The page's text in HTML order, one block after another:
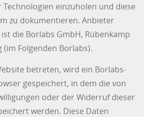
einzuholen und diese
zu dokumentieren. Anbieter
die Borlabs GmbH, Rübenkamp
(im Folgenden Borlabs).
betreten, wird ein Borlabs-
gespeichert, in dem die von
oder der Widerruf dieser
werden. Diese Daten